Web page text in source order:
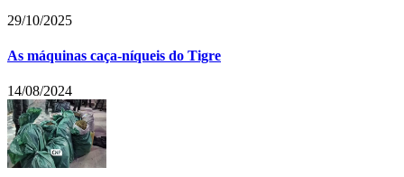
29/10/2025
As máquinas caça-níqueis do Tigre
14/08/2024